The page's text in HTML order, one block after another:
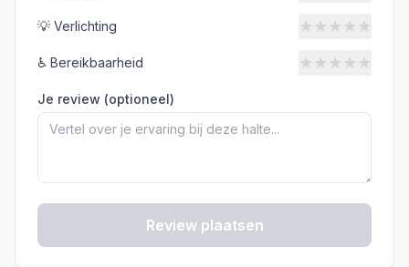
💡 Verlichting ★★★★★
♿ Bereikbaarheid ★★★★★
Je review (optioneel)
Review plaatsen